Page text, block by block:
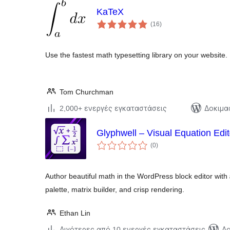
KaTeX
(16αξιολογήσεις
σύνολο
)
Use the fastest math typesetting library on your website.
Tom Churchman
2,000+ ενεργές εγκαταστάσεις
Glyphwell – Visual Equation
(0αξιολογήσεις
σύνολο
)
Author beautiful math in the WordPress block editor with
palette, matrix builder, and crisp rendering.
Ethan Lin